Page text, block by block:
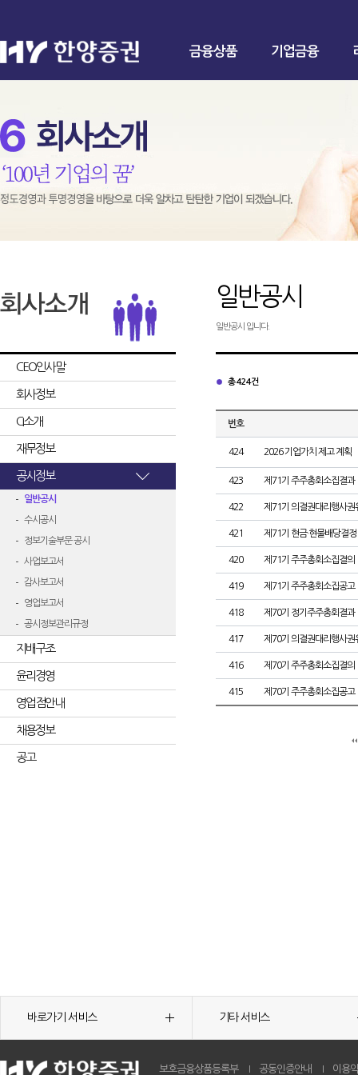
금융상품 기업금융
CEO인사말
회사정보
CI소개
재무정보
공시정보
일반공시
수시공시
정보기술부문 공시
사업보고서
감사보고서
영업보고서
공시정보관리규정
지배구조
윤리경영
영업점안내
채용정보
공고
일반공시
일반공시 입니다.
총 424건
번호
424 2026 기업가치 제고 계획
423 제71기 주주총회소집결과
422 제71기 의결권대리행사권
421 제71기 현금·현물배당결정
420 제71기 주주총회소집결의
419 제71기 주주총회소집공고
418 제70기 정기주주총회결과
417 제70기 의결권대리행사권
416 제70기 주주총회소집결의
415 제70기 주주총회소집공고
바로가기 서비스 기타 서비스
보호금융상품등록부 공동인증안내 이용